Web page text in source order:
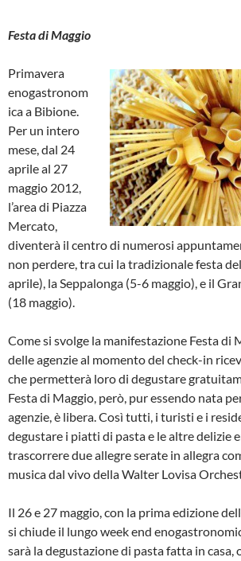
Festa di Maggio
Primavera
enogastronom
ica a Bibione.
Per un intero
mese, dal 24
aprile al 27
maggio 2012,
l’area di Piazza
Mercato,
diventerà il centro di numerosi
non perdere, tra cui la tradizionale festa
aprile), la Seppalonga (5-6 maggio), e il
(18 maggio).
Come si svolge la manifestazione Festa di
delle agenzie al momento del check-in
che permetterà loro di degustare
Festa di Maggio, però, pur essendo nata
agenzie, è libera. Così tutti, i turisti e i
degustare i piatti di pasta e le altre delizie
trascorrere due allegre serate in allegra
musica dal vivo della Walter Lovisa
Il 26 e 27 maggio, con la prima edizione
si chiude il lungo week end
sarà la degustazione di pasta fatta in casa,